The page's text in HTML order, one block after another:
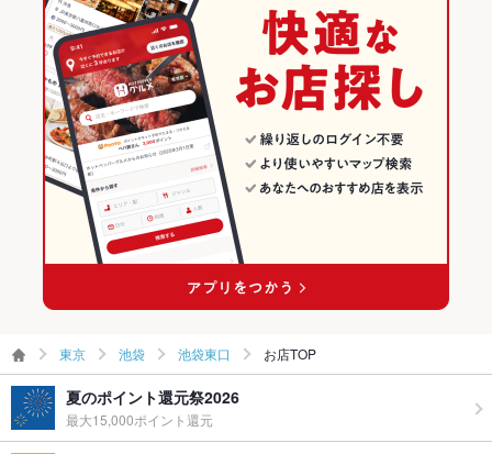
カクテル充実
お子様連れ お子様連れ歓迎
ウェディン
グパーティ
ー二次会
－
－
池袋の中華ランキング
池袋の中華全般ランキング
池袋東口のグルメランキング
池袋東口の中華ランキング
池袋東口の中華全般ランキング
東京 池袋 池袋東口 お店TOP
夏のポイント還元祭2026
最大15,000ポイント還元